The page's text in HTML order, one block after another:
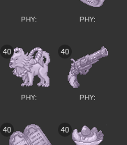
PHY: PHY:
40
PHY:
40
PHY:
40 40